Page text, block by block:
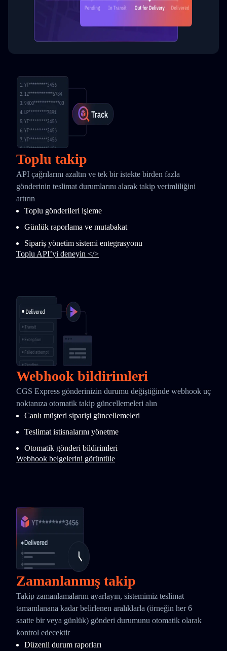
Toplu takip
API çağrılarını azaltın ve tek bir istekte birden fazla
gönderinin teslimat durumlarını alarak takip verimliliğini
artırın
Toplu gönderileri işleme
Günlük raporlama ve mutabakat
Sipariş yönetim sistemi entegrasyonu
Toplu API’yi deneyin </>
Webhook bildirimleri
CGS Express gönderinizin durumu değiştiğinde webhook uç
noktanıza otomatik takip güncellemeleri alın
Canlı müşteri siparişi güncellemeleri
Teslimat istisnalarını yönetme
Otomatik gönderi bildirimleri
Webhook belgelerini görüntüle
Zamanlanmış takip
Takip zamanlamalarını ayarlayın, sistemimiz teslimat
tamamlanana kadar belirlenen aralıklarla (örneğin her 6
saatte bir veya günlük) gönderi durumunu otomatik olarak
kontrol edecektir
Düzenli durum raporları